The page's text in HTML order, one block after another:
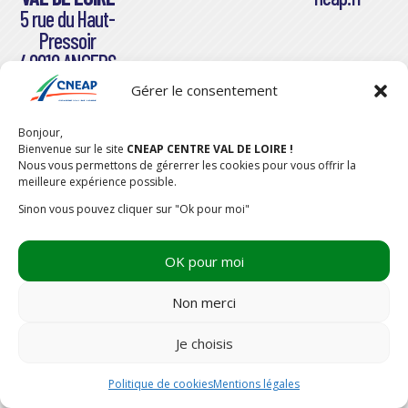
Gérer le consentement
Bonjour,
Bienvenue sur le site CNEAP CENTRE VAL DE LOIRE !
Nous vous permettons de gérerrer les cookies pour vous offrir la
meilleure expérience possible.
Sinon vous pouvez cliquer sur "Ok pour moi"
OK pour moi
Non merci
Je choisis
Politique de cookiesMentions légales
5 rue du Haut-
Pressoir
49010 ANGERS
Cedex 01
CONCEPTION & RÉALISATIONDESIGNUMERIQUE